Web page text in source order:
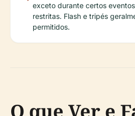
exceto durante certos
restritas. Flash e tripés
permitidos.